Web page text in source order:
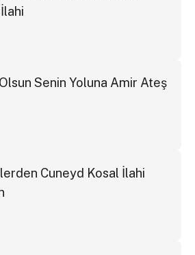
Senin Yoluna Amir Ateş
Cuneyd Kosal İlahi